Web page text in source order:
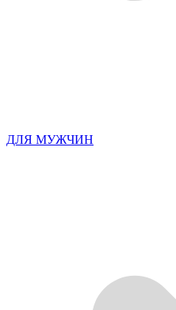
ДЛЯ МУЖЧИН